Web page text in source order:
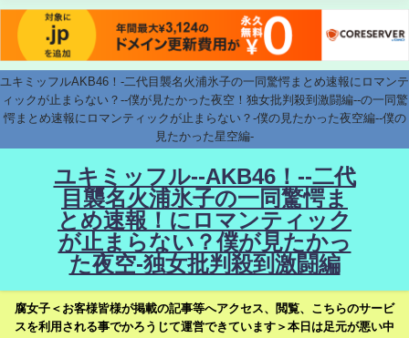
ユキミッフルAKB46！-二代目襲名火浦氷子の一同驚愕まとめ速報にロマンテ
ィックが止まらない？--僕が見たかった夜空！独女批判殺到激闘編--の一同驚
愕まとめ速報にロマンティックが止まらない？-僕の見たかった夜空編--僕の
見たかった星空編-
ユキミッフル--AKB46！--二代
目襲名火浦氷子の一同驚愕ま
とめ速報！にロマンティック
が止まらない？僕が見たかっ
た夜空-独女批判殺到激闘編
腐女子＜お客様皆様が掲載の記事等へアクセス、閲覧、こちらのサービ
スを利用される事でかろうじて運営できています＞本日は足元が悪い中